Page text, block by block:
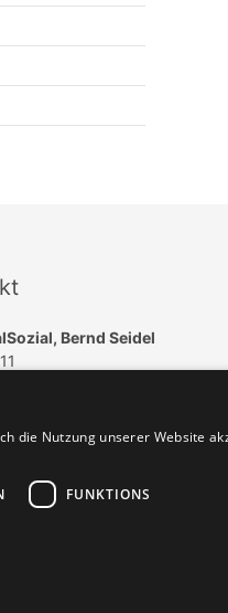
Bernd Seidel
info@paedagogik-jobs.de
die Nutzung unserer Website
FUNKTIONS